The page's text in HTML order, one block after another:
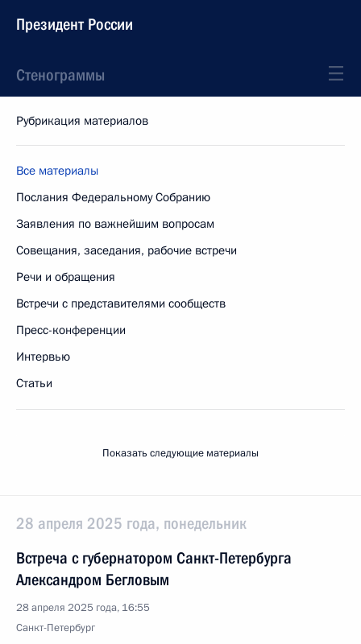
Президент России
Стенограммы
Рубрикация материалов
Все материалы
Послания Федеральному Собранию
Заявления по важнейшим вопросам
Совещания, заседания, рабочие встречи
Речи и обращения
Встречи с представителями сообществ
Пресс-конференции
Интервью
Статьи
Показать следующие материалы
28 апреля 2025 года, понедельник
Встреча с губернатором Санкт-Петербурга
Александром Бегловым
28 апреля 2025 года, 16:55
Санкт-Петербург